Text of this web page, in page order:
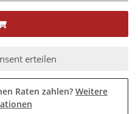
erteilen
Raten zahlen? Weitere